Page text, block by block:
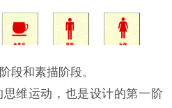
段和素描阶段。
维运动，也是设计的第一阶